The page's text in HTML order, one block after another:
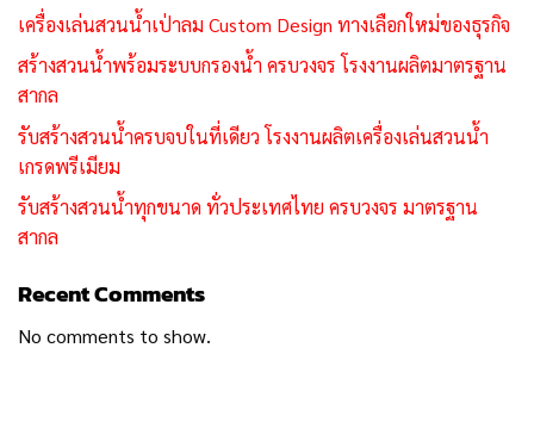
เครื่องเล่นสวนน้ำเป่าลม Custom Design ทางเลือกใหม่ของธุรกิจ
สร้างสวนน้ำพร้อมระบบกรองน้ำ ครบวงจร โรงงานผลิตมาตรฐาน
สากล
รับสร้างสวนน้ำครบจบในที่เดียว โรงงานผลิตเครื่องเล่นสวนน้ำ
เกรดพรีเมียม
รับสร้างสวนน้ำทุกขนาด ทั่วประเทศไทย ครบวงจร มาตรฐาน
สากล
Recent Comments
No comments to show.